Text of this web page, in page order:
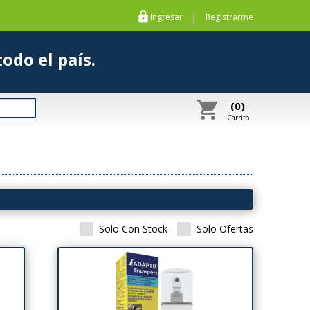
https Ingresar | Registrarme
a todo el país.
shopping_cart (0)
Carrito
Solo Con Stock Solo Ofertas